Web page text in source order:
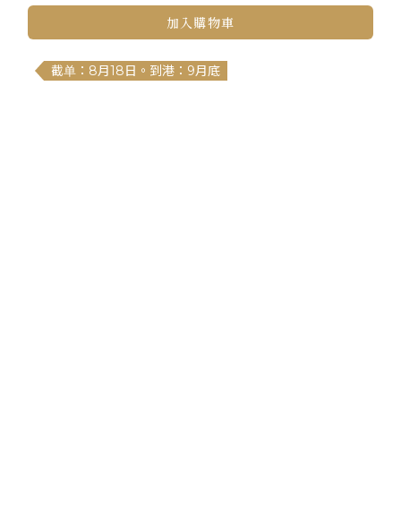
加入購物車
截单：8月18日。到港：9月底